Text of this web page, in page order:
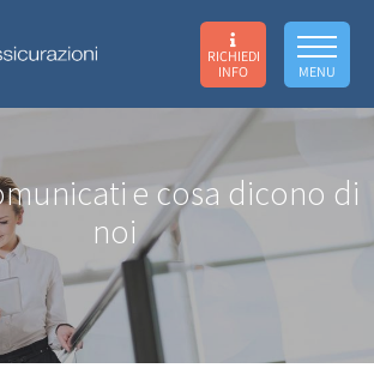
RICHIEDI
INFO
MENU
e cosa dicono di
noi